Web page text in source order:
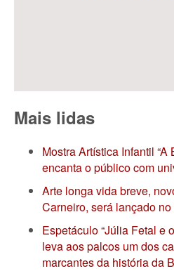
Mais lidas
Mostra Artística Infantil
encanta o público com
Arte longa vida breve,
Carneiro, será lançado
Espetáculo “Júlia Fetal e
leva aos palcos um dos
marcantes da história da